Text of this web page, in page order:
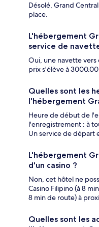
Désolé, Grand
place.
L'hébergement
service de
Oui, une navette
prix s'élève à
Quelles sont les
l'hébergement
Heure de début de
l'enregistrement : à
Un service de départ
L'hébergement
d'un casino ?
Non, cet hôtel ne
Casino Filipino (à 8
8 min de route) à
Quelles sont les